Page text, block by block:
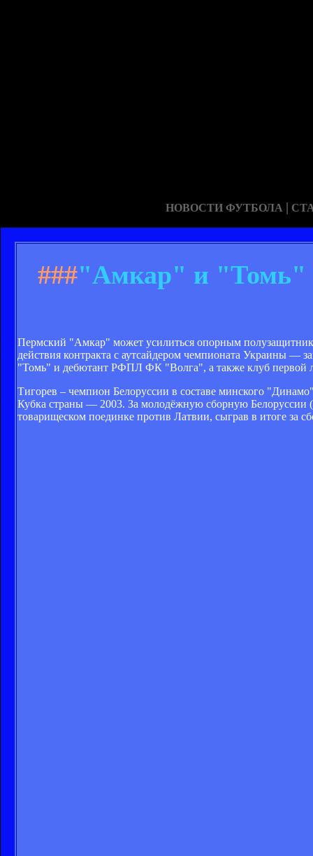
НОВОСТИ ФУТБОЛА |
###"Амкар" и "Томь"
Пермский "Амкар" может усилиться опорным
действия контракта с аутсайдером чемпионата Украины —
"Томь" и дебютант РФПЛ ФК "Волга", а также клуб первой
Тигорев – чемпион Белоруссии в составе минского
Кубка страны — 2003. За молодёжную сборную Белоруссии
товарищеском поединке против Латвии, сыграв в итоге за